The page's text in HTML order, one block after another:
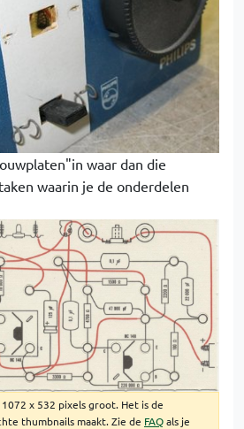
waar dan die
waarin je de onderdelen
x 532 pixels groot. Het is de
thumbnails maakt. Zie de FAQals je